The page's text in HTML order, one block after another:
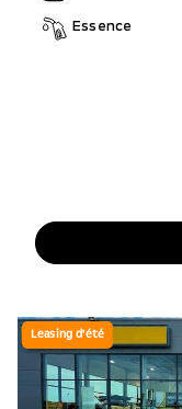
Essence
Leasing d'été